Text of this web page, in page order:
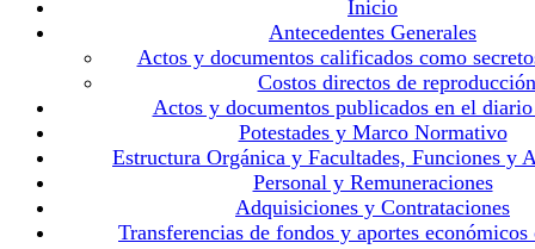
Inicio
Antecedentes Generales
Actos y documentos calificados como
Costos directos de reproducción
Actos y documentos publicados en el
Potestades y Marco Normativo
Estructura Orgánica y Facultades, Funciones y
Personal y Remuneraciones
Adquisiciones y Contrataciones
Transferencias de fondos y aportes económicos